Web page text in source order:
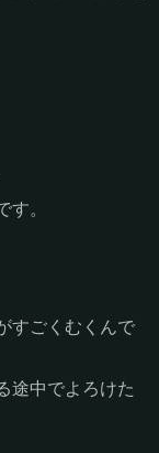
す。
すごくむくんで
途中でよろけた